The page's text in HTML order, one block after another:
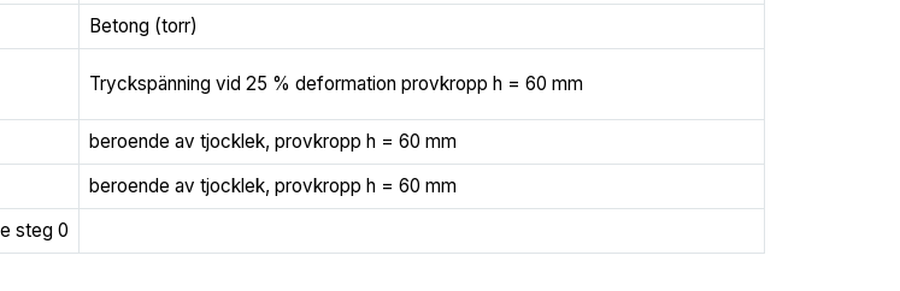
Betong (torr)
Tryckspänning vid 25 % deformation provkropp h = 60 mm
beroende av tjocklek, provkropp h = 60 mm
beroende av tjocklek, provkropp h = 60 mm
steg 0